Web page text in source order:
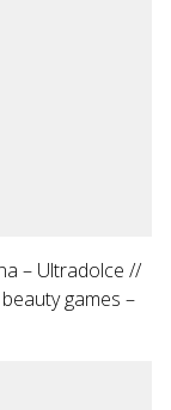
– Ultradolce //
games –